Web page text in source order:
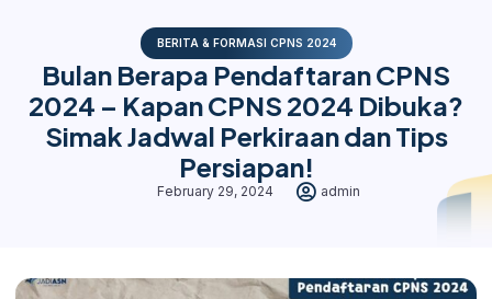
BERITA & FORMASI CPNS 2024
Bulan Berapa Pendaftaran CPNS
2024 – Kapan CPNS 2024 Dibuka?
Simak Jadwal Perkiraan dan Tips
Persiapan!
February 29, 2024 admin